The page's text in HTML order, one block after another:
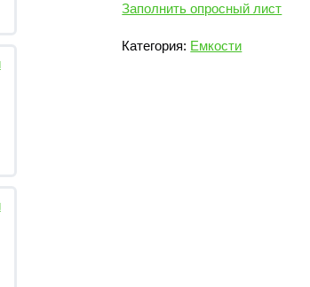
Заполнить опросный лист
Категория: Емкости